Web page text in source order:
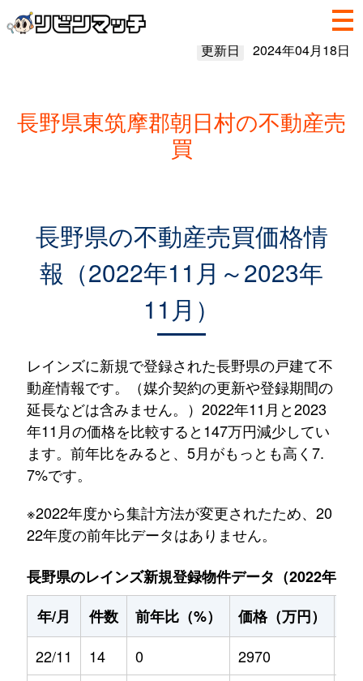
更新日 2024年04月18日
長野県東筑摩郡朝日村の不動産売
買
長野県の不動産売買価格情
報（2022年11月～2023年
11月）
レインズに新規で登録された長野県の戸建て不
動産情報です。（媒介契約の更新や登録期間の
延長などは含みません。）2022年11月と2023
年11月の価格を比較すると147万円減少してい
ます。前年比をみると、5月がもっとも高く7.
7%です。
※2022年度から集計方法が変更されたため、20
22年度の前年比データはありません。
長野県のレインズ新規登録物件データ（2022年11
年/月
件数 前年比（%） 価格（万円）
22/11
14 0 2970